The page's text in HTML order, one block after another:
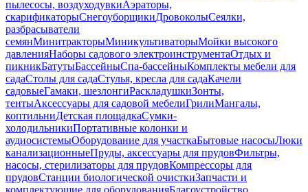
пылесосы, воздуходувкиАэраторы,
скарификаторыСнегоуборщикиДровоколыСеялки,
разбрасыватели
семянМинитракторыМиникультиваторыМойки высокого
давленияНаборы садового электроинструментаОтдых и
пикникБатутыБассейныСпа-бассейныКомплекты мебели для
садаСтолы для садаСтулья, кресла для садаКачели
садовыеГамаки, шезлонгиРаскладушкиЗонты,
тентыАксессуары для садовой мебелиГрилиМангалы,
коптильниДетская площадкаСумки-
холодильникиПортативные колонки и
аудиосистемыОборудование для участкаБытовые насосыЛюки
канализационныеПруды, аксессуары для прудовФильтры,
насосы, стерилизаторы для прудовКомпрессоры для
прудовСтанции биологической очисткиЗапчасти и
комплектующие для оборудованияБлагоустройство